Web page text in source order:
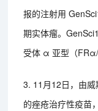
报的注射用
期实体瘤。
受体 α 亚型（FRα/
3. 11月12日，由
的痤疮治疗性疫苗